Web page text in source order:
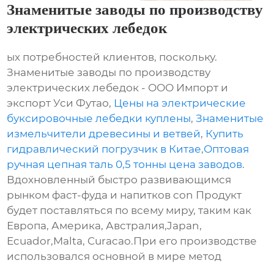
Знаменитые заводы по производству
электрических лебедок
ых потребностей клиентов, поскольку.
Знаменитые заводы по производству
электрических лебедок - ООО Импорт и
экспорт Уси Футао, Цены на электрические
буксировочные лебедки куплены,Знаменитые
измельчители древесины и ветвей, Купить
гидравлический погрузчик в Китае,Оптовая
ручная цепная таль 0,5 тонны цена заводов.
Вдохновленный быстро развивающимся
рынком фаст-фуда и напитков con Продукт
будет поставляться по всему миру, таким как
Европа, Америка, Австралия,Japan,
Ecuador,Malta, Curacao.При его производстве
использовался основной в мире метод